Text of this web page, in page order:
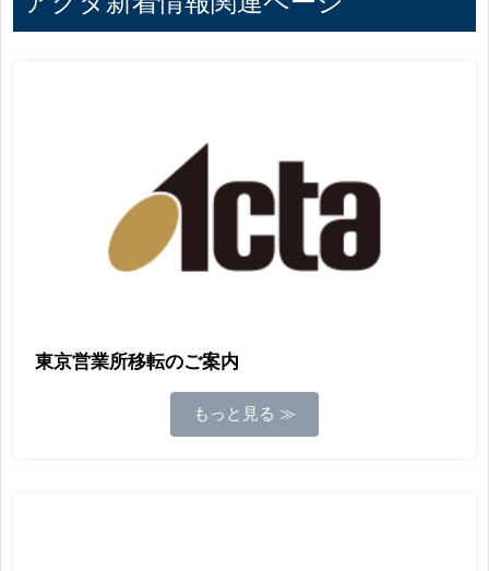
東京営業所移転のご案内
もっと見る ≫